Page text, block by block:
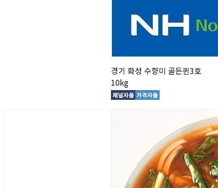
경기 화성 수향미 골든퀸3호
10kg